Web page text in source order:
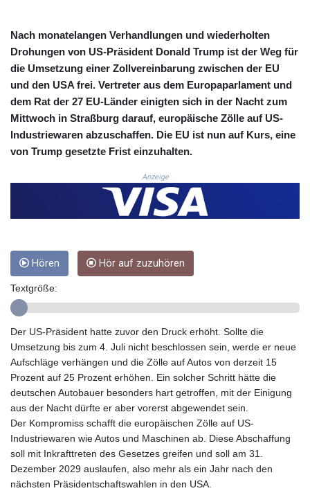
CUP 30.538041
CVE 110.303663
CZK 24.256194
DJF 205.597417
DKK 7.475499
DOP 67.275332
DZD 153.346558
EGP 57.370946
ETB 186.347968
FJD 2.551309
FKP 0.856496
GGP 0.856496
GMD 85.276242
10139.201975
GTQ 8.809317
GYD 241.539903
HKD 9.040442
HNL 30.944652
HRK 7.534482
HTG 150.95029
HUF 366.519917
IDR
20604.535143
ILS 3.465739
Nach monatelangen Verhandlungen und wiederholten
Drohungen von US-Präsident Donald Trump ist der Weg für
die Umsetzung einer Zollvereinbarung zwischen der EU
und den USA frei. Vertreter aus dem Europaparlament und
dem Rat der 27 EU-Länder einigten sich in der Nacht zum
Mittwoch in Straßburg darauf, europäische Zölle auf US-
Industriewaren abzuschaffen. Die EU ist nun auf Kurs, eine
von Trump gesetzte Frist einzuhalten.
Anzeige
Hören Hör auf zuzuhören
Textgröße:
Der US-Präsident hatte zuvor den Druck erhöht. Sollte die
Umsetzung bis zum 4. Juli nicht beschlossen sein, werde er neue
Aufschläge verhängen und die Zölle auf Autos von derzeit 15
Prozent auf 25 Prozent erhöhen. Ein solcher Schritt hätte die
deutschen Autobauer besonders hart getroffen, mit der Einigung
aus der Nacht dürfte er aber vorerst abgewendet sein.
Der Kompromiss schafft die europäischen Zölle auf US-
Industriewaren wie Autos und Maschinen ab. Diese Abschaffung
soll mit Inkrafttreten des Gesetzes greifen und soll am 31.
Dezember 2029 auslaufen, also mehr als ein Jahr nach den
nächsten Präsidentschaftswahlen in den USA.